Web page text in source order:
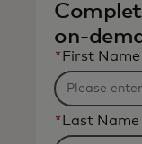
on-
* First Name
* Last Name